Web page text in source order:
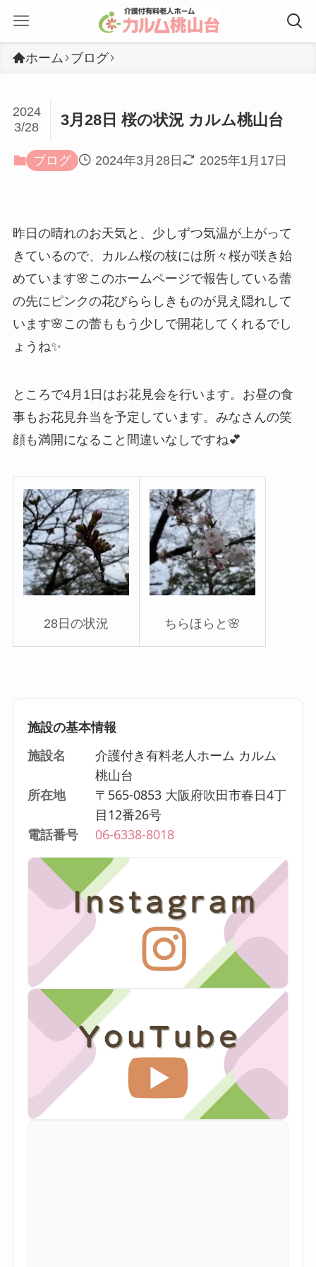
ホーム ブログ
3月28日 桜の状況 カルム桃山台
2024
3/28
ブログ 2024年3月28日 2025年1月17日
昨日の晴れのお天気と、少しずつ気温が上がって
きているので、カルム桜の枝には所々桜が咲き始
めています🌸このホームページで報告している蕾
の先にピンクの花びららしきものが見え隠れして
います🌸この蕾ももう少しで開花してくれるでし
ょうね✨
ところで4月1日はお花見会を行います。お昼の食
事もお花見弁当を予定しています。みなさんの笑
顔も満開になること間違いなしですね💕
28日の状況 ちらほらと🌸
施設の基本情報
施設名
介護付き有料老人ホーム カルム
桃山台
所在地
〒565-0853 大阪府吹田市春日4丁
目12番26号
電話番号
06-6338-8018